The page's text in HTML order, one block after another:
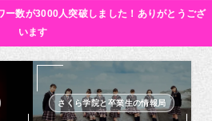
ー数が3000人突破しました！ありがとうござ
います
さくら学院と卒業生の情報局